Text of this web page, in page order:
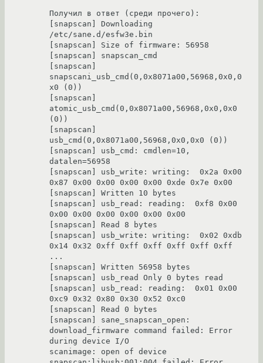
Получил в ответ (среди прочего):
[snapscan] Downloading
/etc/sane.d/esfw3e.bin
[snapscan] Size of firmware: 56958
[snapscan] snapscan_cmd
[snapscan]
snapscani_usb_cmd(0,0x8071a00,56968,0x0,0
x0 (0))
[snapscan]
atomic_usb_cmd(0,0x8071a00,56968,0x0,0x0
(0))
[snapscan]
usb_cmd(0,0x8071a00,56968,0x0,0x0 (0))
[snapscan] usb_cmd: cmdlen=10,
datalen=56958
[snapscan] usb_write: writing:  0x2a 0x00
0x87 0x00 0x00 0x00 0x00 0xde 0x7e 0x00
[snapscan] Written 10 bytes
[snapscan] usb_read: reading:  0xf8 0x00
0x00 0x00 0x00 0x00 0x00 0x00
[snapscan] Read 8 bytes
[snapscan] usb_write: writing:  0x02 0xdb
0x14 0x32 0xff 0xff 0xff 0xff 0xff 0xff
...
[snapscan] Written 56958 bytes
[snapscan] usb_read Only 0 bytes read
[snapscan] usb_read: reading:  0x01 0x00
0xc9 0x32 0x80 0x30 0x52 0xc0
[snapscan] Read 0 bytes
[snapscan] sane_snapscan_open:
download_firmware command failed: Error
during device I/O
scanimage: open of device